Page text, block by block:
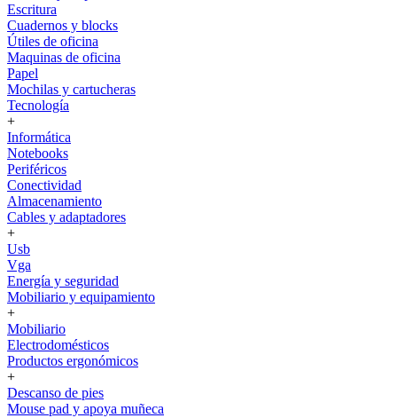
Escritura
Cuadernos y blocks
Útiles de oficina
Maquinas de oficina
Papel
Mochilas y cartucheras
Tecnología
+
Informática
Notebooks
Periféricos
Conectividad
Almacenamiento
Cables y adaptadores
+
Usb
Vga
Energía y seguridad
Mobiliario y equipamiento
+
Mobiliario
Electrodomésticos
Productos ergonómicos
+
Descanso de pies
Mouse pad y apoya muñeca